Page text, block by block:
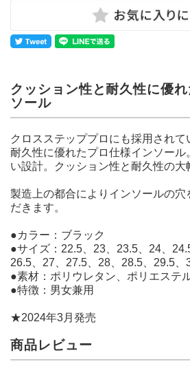
クッション性と耐久性に優
ソール
クロスステッププロにも採用されて
耐久性に優れたプロ仕様インソール
い設計。クッション性と耐久性の大
製造上の都合によりインソールの穴
だきます。
●カラー：ブラック
●サイズ：22.5、23、23.5、24、
26.5、27、27.5、28、28.5、29.5、
●素材：ポリウレタン、ポリエステ
●特徴：男女兼用
★2024年3月発売
商品レビュー